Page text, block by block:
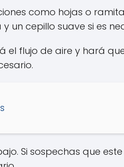
como hojas o
un cepillo suave si es
el flujo de aire y hará
Si sospechas que